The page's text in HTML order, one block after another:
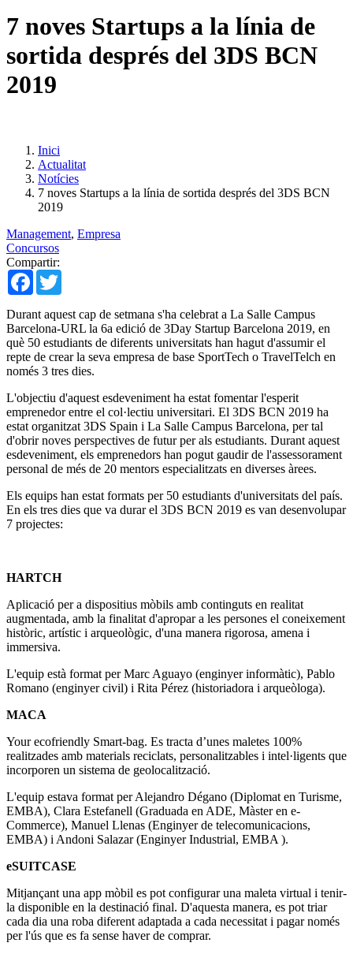
7 noves Startups a la línia de
sortida després del 3DS BCN
2019
Inici
Actualitat
Notícies
7 noves Startups a la línia de sortida després del 3DS BCN
2019
Management, Empresa
Concursos
Compartir:
Facebook
Durant aquest cap de setmana s'ha celebrat a La Salle Campus
Barcelona-URL la 6a edició de 3Day Startup Barcelona 2019, en
què 50 estudiants de diferents universitats han hagut d'assumir el
repte de crear la seva empresa de base SportTech o TravelTelch en
només 3 tres dies.
L'objectiu d'aquest esdeveniment ha estat fomentar l'esperit
emprenedor entre el col·lectiu universitari. El 3DS BCN 2019 ha
estat organitzat 3DS Spain i La Salle Campus Barcelona, per tal
d'obrir noves perspectives de futur per als estudiants. Durant aquest
esdeveniment, els emprenedors han pogut gaudir de l'assessorament
personal de més de 20 mentors especialitzats en diverses àrees.
Els equips han estat formats per 50 estudiants d'universitats del país.
En els tres dies que va durar el 3DS BCN 2019 es van desenvolupar
7 projectes:
HARTCH
Aplicació per a dispositius mòbils amb continguts en realitat
augmentada, amb la finalitat d'apropar a les persones el coneixement
històric, artístic i arqueològic, d'una manera rigorosa, amena i
immersiva.
L'equip està format per Marc Aguayo (enginyer informàtic), Pablo
Romano (enginyer civil) i Rita Pérez (historiadora i arqueòloga).
MACA
Your ecofriendly Smart-bag. Es tracta d’unes maletes 100%
realitzades amb materials reciclats, personalitzables i intel·ligents que
incorporen un sistema de geolocalització.
L'equip estava format per Alejandro Dégano (Diplomat en Turisme,
EMBA), Clara Estefanell (Graduada en ADE, Màster en e-
Commerce), Manuel Llenas (Enginyer de telecomunicacions,
EMBA) i Andoni Salazar (Enginyer Industrial, EMBA ).
eSUITCASE
Mitjançant una app mòbil es pot configurar una maleta virtual i tenir-
la disponible en la destinació final. D'aquesta manera, es pot triar
cada dia una roba diferent adaptada a cada necessitat i pagar només
per l'ús que es fa sense haver de comprar.